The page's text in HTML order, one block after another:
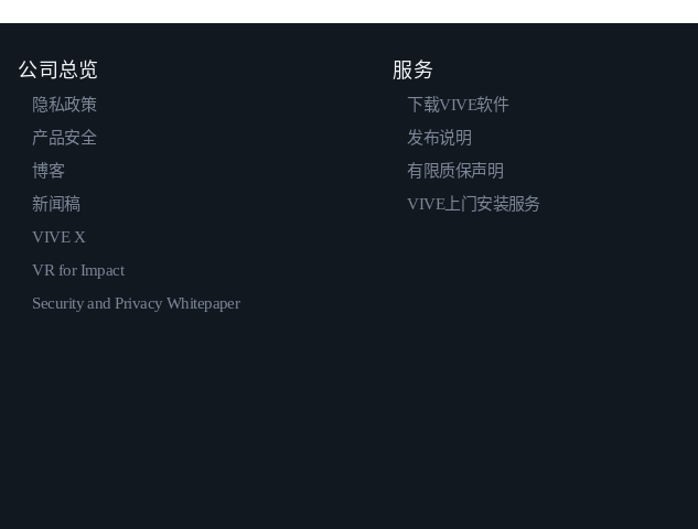
公司总览
隐私政策
产品安全
博客
新闻稿
VIVE X
VR for Impact
Security and Privacy Whitepaper
服务
下载VIVE软件
发布说明
有限质保声明
VIVE上门安装服务